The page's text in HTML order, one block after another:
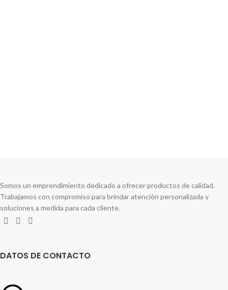
Somos un emprendimiento dedicado a ofrecer productos de calidad.
Trabajamos con compromiso para brindar atención personalizada y
soluciones a medida para cada cliente.
DATOS DE CONTACTO